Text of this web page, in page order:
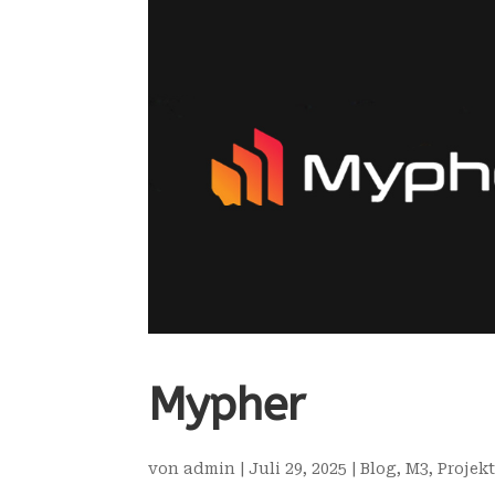
Mypher
vonadmin |Juli 29, 2025 |Blog,M3,